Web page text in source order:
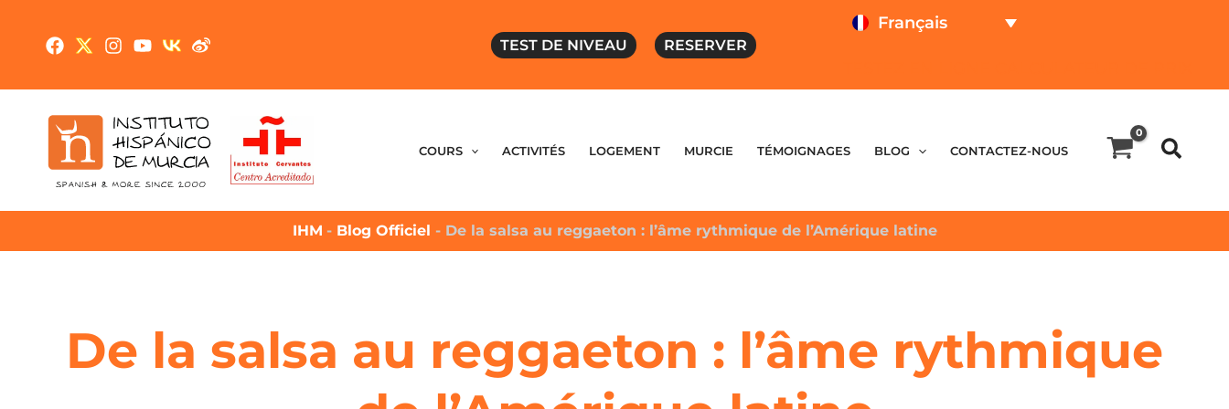
TEST DE NIVEAU RESERVER
Français
COURS ACTIVITÉS LOGEMENT MURCIE TÉMOIGNAGES BLOG CONTACTEZ-NOUS
IHM - Blog Officiel - De la salsa au reggaeton : l’âme rythmique de l’Amérique latine
De la salsa au reggaeton : l’âme rythmique